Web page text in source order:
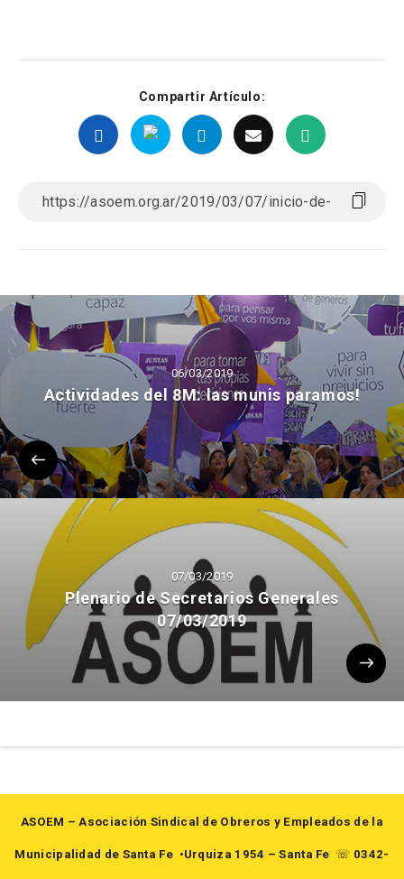
Compartir Artículo:
06/03/2019
Actividades del 8M: las munis paramos!
07/03/2019
Plenario de Secretarios Generales
07/03/2019
ASOEM – Asociación Sindical de Obreros y Empleados de la
Municipalidad de Santa Fe •Urquiza 1954 – Santa Fe ☏ 0342-